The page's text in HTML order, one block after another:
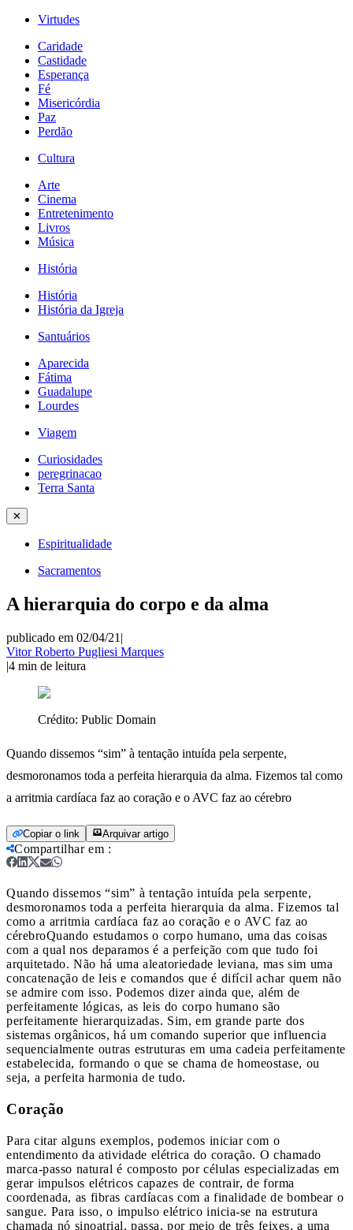
Virtudes
Caridade
Castidade
Esperança
Fé
Misericórdia
Paz
Perdão
Cultura
Arte
Cinema
Entretenimento
Livros
Música
História
História
História da Igreja
Santuários
Aparecida
Fátima
Guadalupe
Lourdes
Viagem
Curiosidades
peregrinacao
Terra Santa
✕
Espiritualidade
Sacramentos
A hierarquia do corpo e da alma
publicado em 02/04/21 |
Vitor Roberto Pugliesi Marques
|4 min de leitura
Crédito: Public Domain
Quando dissemos “sim” à tentação intuída pela serpente,
desmoronamos toda a perfeita hierarquia da alma. Fizemos tal como
a arritmia cardíaca faz ao coração e o AVC faz ao cérebro
Copiar o link Arquivar artigo
Compartilhar em :
Quando dissemos “sim” à tentação intuída pela serpente,
desmoronamos toda a perfeita hierarquia da alma. Fizemos tal
como a arritmia cardíaca faz ao coração e o AVC faz ao
cérebroQuando estudamos o corpo humano, uma das coisas
com a qual nos deparamos é a perfeição com que tudo foi
arquitetado. Não há uma aleatoriedade leviana, mas sim uma
concatenação de leis e comandos que é difícil achar quem não
se admire com isso. Podemos dizer ainda que, além de
perfeitamente lógicas, as leis do corpo humano são
perfeitamente hierarquizadas. Sim, em grande parte dos
sistemas orgânicos, há um comando superior que influencia
sequencialmente outras estruturas em uma cadeia perfeitamente
estabelecida, formando o que se chama de homeostase, ou
seja, a perfeita harmonia de tudo.
Coração
Para citar alguns exemplos, podemos iniciar com o
entendimento da atividade elétrica do coração. O chamado
marca-passo natural é composto por células especializadas em
gerar impulsos elétricos capazes de contrair, de forma
coordenada, as fibras cardíacas com a finalidade de bombear o
sangue. Para isso, o impulso elétrico inicia-se na estrutura
chamada nó sinoatrial, passa, por meio de três feixes, a uma